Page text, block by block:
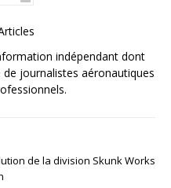
indépendant dont
journalistes aéronautiques
de la division Skunk Works